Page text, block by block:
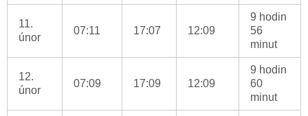
11.
únor
07:11 17:07 12:09
9 hodin
56
minut
12.
únor
07:09 17:09 12:09
9 hodin
60
minut